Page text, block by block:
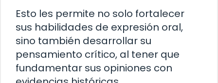
Esto les permite no solo fortalecer
sus habilidades de expresión oral,
sino también desarrollar su
pensamiento crítico, al tener que
fundamentar sus opiniones con